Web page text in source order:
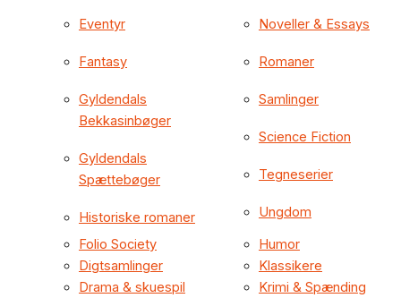
Eventyr
Fantasy
Gyldendals
Bekkasinbøger
Gyldendals
Spættebøger
Historiske romaner
Noveller & Essays
Romaner
Samlinger
Science Fiction
Tegneserier
Ungdom
Folio Society
Digtsamlinger
Drama & skuespil
Humor
Klassikere
Krimi & Spænding